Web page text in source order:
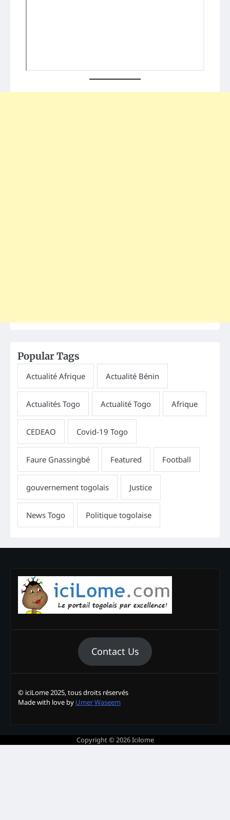
Popular Tags
Contact Us
© iciLome 2025, tous droits réservés
Made with love by Umer Waseem
Copyright © 2026Icilome